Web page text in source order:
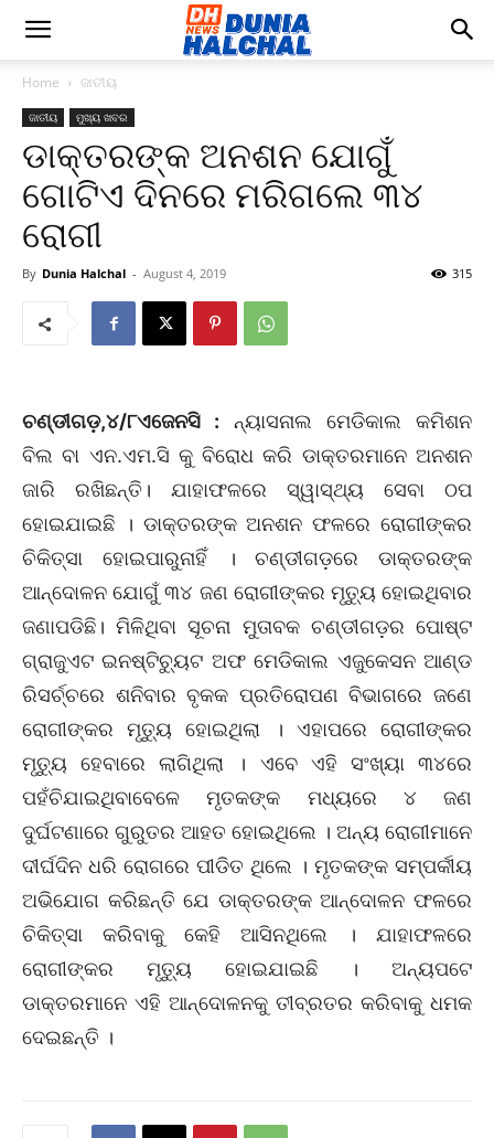
Home ଜାତୀୟ
ଜାତୀୟ ମୁଖ୍ୟ ଖବର
ଡାକ୍ତରଙ୍କ ଅନଶନ ଯୋଗୁଁ
ଗୋଟିଏ ଦିନରେ ମରିଗଲେ ୩୪
ରୋଗୀ
By Dunia Halchal - August 4, 2019 315
ଚଣ୍ଡୀଗଡ଼,୪/୮ଏଜେନସି : ନ୍ୟାସନାଲ ମେଡିକାଲ କମିଶନ
ବିଲ ବା ଏନ.ଏମ.ସି କୁ ବିରୋଧ କରି ଡାକ୍ତରମାନେ ଅନଶନ
ଜାରି ରଖିଛନ୍ତି। ଯାହାଫଳରେ ସ୍ୱାସ୍ଥ୍ୟ ସେବା ଠପ
ହୋଇଯାଇଛି । ଡାକ୍ତରଙ୍କ ଅନଶନ ଫଳରେ ରୋଗୀଙ୍କର
ଚିକିତ୍ସା ହୋଇପାରୁନାହିଁ । ଚଣ୍ଡୀଗଡ଼ରେ ଡାକ୍ତରଙ୍କ
ଆନ୍ଦୋଳନ ଯୋଗୁଁ ୩୪ ଜଣ ରୋଗୀଙ୍କର ମୃତ୍ୟୁ ହୋଇଥିବାର
ଜଣାପଡିଛି। ମିଳିଥିବା ସୂଚନା ମୁତାବକ ଚଣ୍ଡୀଗଡ଼ର ପୋଷ୍ଟ
ଗ୍ରାଜୁଏଟ ଇନଷ୍ଟିଚ୍ୟୁଟ ଅଫ ମେଡିକାଲ ଏଜୁକେସନ ଆଣ୍ଡ
ରିସର୍ଚ୍ଚରେ ଶନିବାର ବୃକକ ପ୍ରତିରୋପଣ ବିଭାଗରେ ଜଣେ
ରୋଗୀଙ୍କର ମୃତ୍ୟୁ ହୋଇଥିଲା । ଏହାପରେ ରୋଗୀଙ୍କର
ମୃତ୍ୟୁ ହେବାରେ ଲାଗିଥିଲା । ଏବେ ଏହି ସଂଖ୍ୟା ୩୪ରେ
ପହଁଚିଯାଇଥିବାବେଳେ ମୃତକଙ୍କ ମଧ୍ୟରେ ୪ ଜଣ
ଦୁର୍ଘଟଣାରେ ଗୁରୁତର ଆହତ ହୋଇଥିଲେ । ଅନ୍ୟ ରୋଗୀମାନେ
ଦୀର୍ଘଦିନ ଧରି ରୋଗରେ ପୀଡିତ ଥିଲେ । ମୃତକଙ୍କ ସମ୍ପର୍କୀୟ
ଅଭିଯୋଗ କରିଛନ୍ତି ଯେ ଡାକ୍ତରଙ୍କ ଆନ୍ଦୋଳନ ଫଳରେ
ଚିକିତ୍ସା କରିବାକୁ କେହି ଆସିନଥିଲେ । ଯାହାଫଳରେ
ରୋଗୀଙ୍କର ମୃତ୍ୟୁ ହୋଇଯାଇଛି । ଅନ୍ୟପଟେ
ଡାକ୍ତରମାନେ ଏହି ଆନ୍ଦୋଳନକୁ ତୀବ୍ରତର କରିବାକୁ ଧମକ
ଦେଇଛନ୍ତି ।